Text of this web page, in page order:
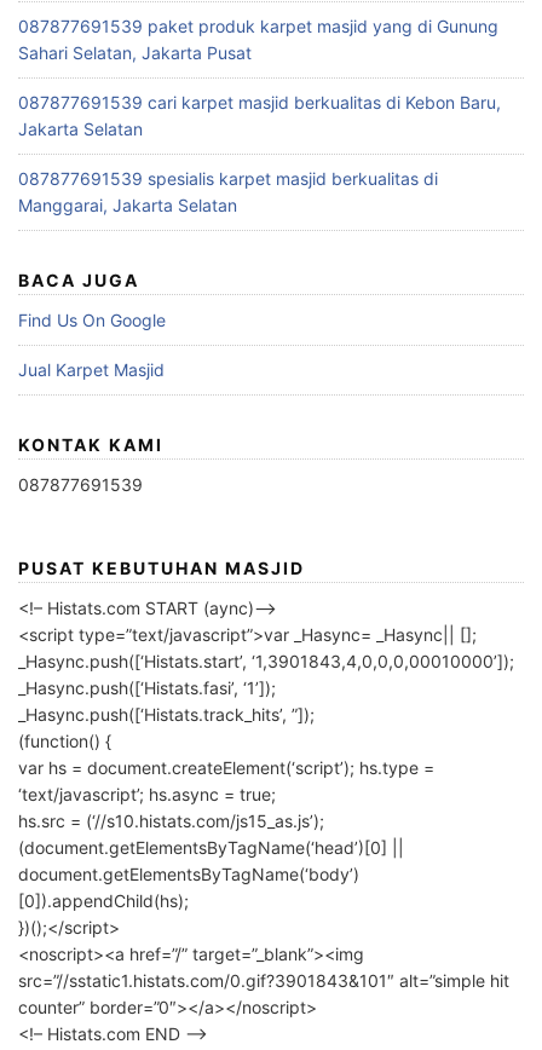
087877691539 paket produk karpet masjid yang di Gunung
Sahari Selatan, Jakarta Pusat
087877691539 cari karpet masjid berkualitas di Kebon Baru,
Jakarta Selatan
087877691539 spesialis karpet masjid berkualitas di
Manggarai, Jakarta Selatan
BACA JUGA
Find Us On Google
Jual Karpet Masjid
KONTAK KAMI
087877691539
PUSAT KEBUTUHAN MASJID
<!– Histats.com START (aync)–>
<script type=”text/javascript”>var _Hasync= _Hasync|| [];
_Hasync.push([‘Histats.start’, ‘1,3901843,4,0,0,0,00010000’]);
_Hasync.push([‘Histats.fasi’, ‘1’]);
_Hasync.push([‘Histats.track_hits’, ”]);
(function() {
var hs = document.createElement(‘script’); hs.type =
‘text/javascript’; hs.async = true;
hs.src = (‘//s10.histats.com/js15_as.js’);
(document.getElementsByTagName(‘head’)[0] ||
document.getElementsByTagName(‘body’)
[0]).appendChild(hs);
})();</script>
<noscript><a href=”/” target=”_blank”><img
src=”//sstatic1.histats.com/0.gif?3901843&101″ alt=”simple hit
counter” border=”0″></a></noscript>
<!– Histats.com END –>